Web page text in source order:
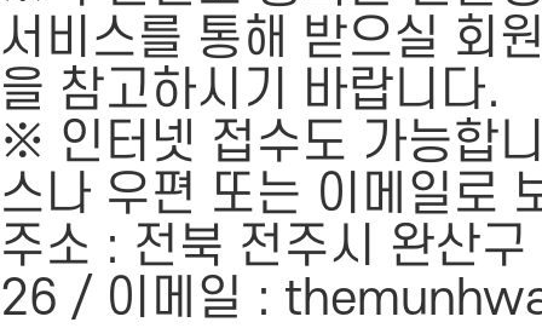
서비스를 통해 받으실 회
을 참고하시기 바랍니다.
※ 인터넷 접수도 가능합
스나 우편 또는 이메일로
주소 : 전북 전주시 완산
26 / 이메일 :